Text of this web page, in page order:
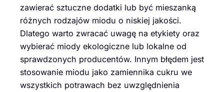
zawierać sztuczne dodatki lub być mieszanką
różnych rodzajów miodu o niskiej jakości.
Dlatego warto zwracać uwagę na etykiety oraz
wybierać miody ekologiczne lub lokalne od
sprawdzonych producentów. Innym błędem jest
stosowanie miodu jako zamiennika cukru we
wszystkich potrawach bez uwzględnienia